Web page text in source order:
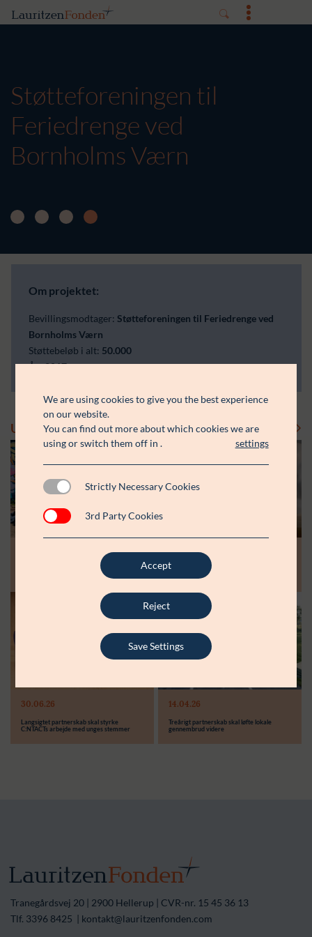
Støtteforeningen til
Feriedrenge ved
Bornholms Værn
Om projektet:
Bevillingsmodtager: Støtteforeningen til Feriedrenge ved
Bornholms Værn
Støttebeløb i alt: 50.000
År:2017
Uddelinger Se flere uddelinger
Råt&Godts Venner skal styrke fællesskab
Modtager:
30.06.26
Aspiranterne får arbejdsro til at styrke
unge fællesskaber
Modtager:
Støttebeløb i alt:
30.06.26
Langsigtet partnerskab skal styrke
C:NTACTs arbejde med unges stemmer
6.000.000 kr.
14.04.26
Treårigt partnerskab skal løfte lokale
gennembrud videre
Modtager:
Støttebeløb i alt:
Tranegårdsvej 20 | 2900 Hellerup | CVR-nr. 15 45 36 13
Tlf. 3396 8425 | kontakt@lauritzenfonden.com
We are using cookies to give you the best experience
on our website.
You can find out more about which cookies we are
using or switch them off in
settings
.
Strictly Necessary Cookies
3rd Party Cookies
Accept
Reject
Save Settings